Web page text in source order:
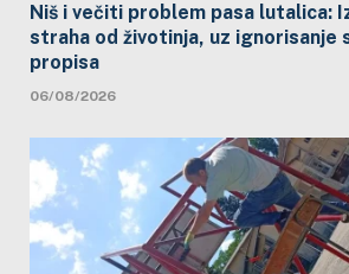
Niš i večiti problem pasa lutalica:
straha od životinja, uz ignorisanje
propisa
06/08/2026